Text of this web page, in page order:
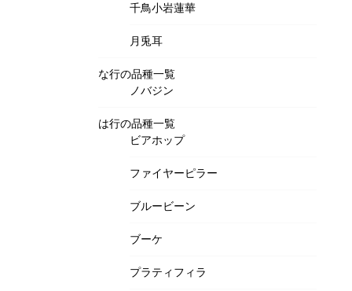
千鳥小岩蓮華
月兎耳
な行の品種一覧
ノバジン
は行の品種一覧
ビアホップ
ファイヤーピラー
ブルービーン
ブーケ
プラティフィラ